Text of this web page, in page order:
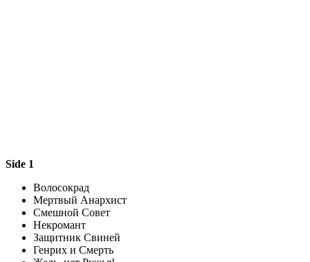
Side 1
Волосокрад
Мертвый Анархист
Смешной Совет
Некромант
Защитник Свиней
Генрих и Смерть